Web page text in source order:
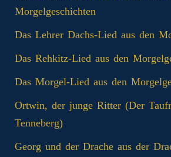
Morgelgeschichten
Das Lehrer Dachs-Lied aus den
Das Rehkitz-Lied aus den
Das Morgel-Lied aus den
Ortwin, der junge Ritter (Der
Tenneberg)
Georg und der Drache aus der